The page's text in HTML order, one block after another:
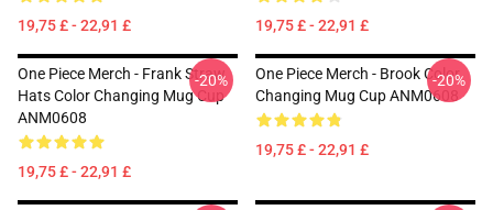
19,75 £ - 22,91 £ 19,75 £ - 22,91 £
One Piece Merch - Frank Straw
Hats Color Changing Mug Cup
ANM0608
19,75 £ - 22,91 £
-20%
One Piece Merch - Brook Color
Changing Mug Cup ANM0608
19,75 £ - 22,91 £
-20%